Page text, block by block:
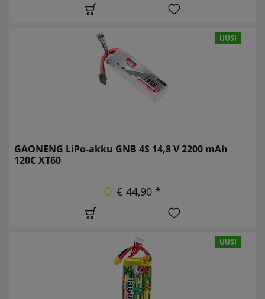
UUSI
GAONENG LiPo-akku GNB 4S 14,8 V 2200 mAh
120C XT60
€ 44,90 *
UUSI